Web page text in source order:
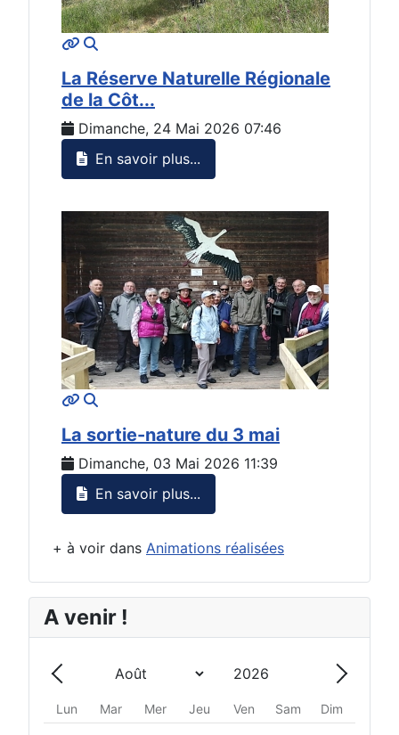
MOD_JTCS_VIEW_ARTICLE_LINK
La Réserve Naturelle Régionale
de la Côt...
Dimanche, 24 Mai 2026 07:46
En savoir plus...
MOD_JTCS_VIEW_ARTICLE_LINK
La sortie-nature du 3 mai
Dimanche, 03 Mai 2026 11:39
En savoir plus...
+ à voir dans Animations réalisées
A venir !
Précédent - Mois
Mois
Année
Suivant
Lun Mar Mer Jeu Ven Sam Dim